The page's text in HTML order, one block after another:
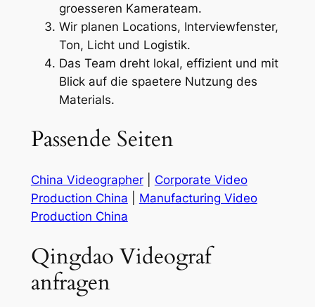
groesseren Kamerateam.
Wir planen Locations, Interviewfenster,
Ton, Licht und Logistik.
Das Team dreht lokal, effizient und mit
Blick auf die spaetere Nutzung des
Materials.
Passende Seiten
China Videographer| Corporate Video
Production China
Manufacturing Video
Production China
Qingdao Videograf
anfragen